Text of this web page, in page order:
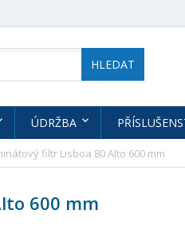
HLEDAT
ÚDRŽBA
filtr Lisboa 80 Alto 600 mm
600 mm